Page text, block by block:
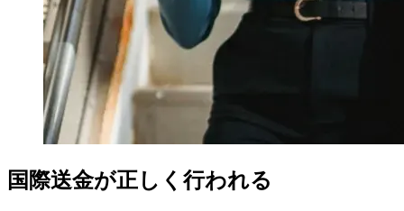
国際送金が正しく行われる